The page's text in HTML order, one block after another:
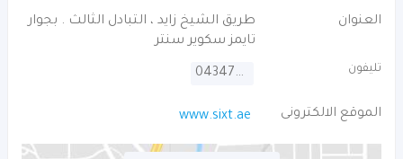
العنوان
طريق الشيخ زايد ، التبادل الثالث . بجوار
تايمز سكوير سنتر
تليفون 043479777
الموقع الالكترونى www.sixt.ae